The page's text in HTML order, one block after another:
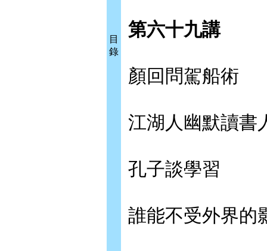
目
錄
第六十九講
顏回問駕船術
江湖人幽默讀書
孔子談學習
誰能不受外界的